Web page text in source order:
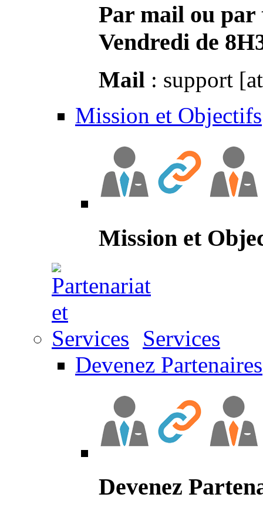
Par mail ou par
Vendredi de
Mail : support
Mission et Objectifs
Mission et
Services
Devenez Partenaires
Devenez